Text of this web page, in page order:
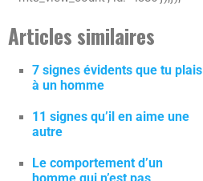
Articles similaires
7 signes évidents que tu plais
à un homme
11 signes qu’il en aime une
autre
Le comportement d’un